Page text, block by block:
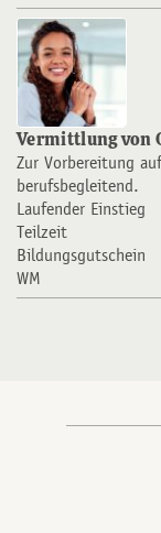
Vermittlung von
Zur Vorbereitung
berufsbegleitend.
Laufender Einstieg
Teilzeit
Bildungsgutschein
WM